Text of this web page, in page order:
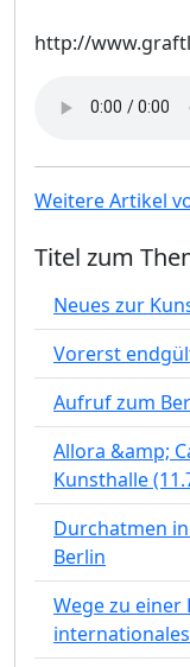
http://
Weitere Artikel
Titel zum
Neues zur
Vorerst
Aufruf zum
Allora &amp;
Kunsthalle
Durchatmen
Berlin
Wege zu einer